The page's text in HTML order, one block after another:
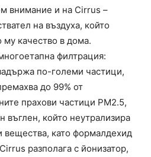
внимание и на Cirrus –
на въздуха, който
му качество в дома.
филтрация:
по-големи частици,
до 99% от
прахови частици PM2.5,
въглен, който неутрализира
вещества, като формалдехид
разполага с йонизатор,